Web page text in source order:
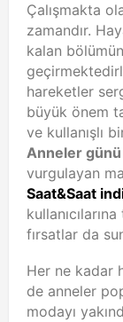
Çalışmakta
zamandır.
kalan
hareketler
büyük önem
ve kullanışlı
Anneler
vurgulayan
Saat&Saat
fırsatlar da
Her ne kadar
de anneler
modayı